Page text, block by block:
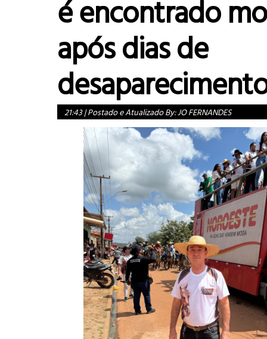
é encontrado
após dias de
21:43|Postado e Atualizado By:JO FERNANDES